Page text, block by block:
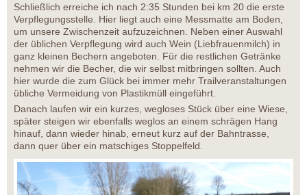
Schließlich erreiche ich nach 2:35 Stunden bei km 20 die erste
Verpflegungsstelle. Hier liegt auch eine Messmatte am Boden,
um unsere Zwischenzeit aufzuzeichnen. Neben einer Auswahl
der üblichen Verpflegung wird auch Wein (Liebfrauenmilch) in
ganz kleinen Bechern angeboten. Für die restlichen Getränke
nehmen wir die Becher, die wir selbst mitbringen sollten. Auch
hier wurde die zum Glück bei immer mehr Trailveranstaltungen
übliche Vermeidung von Plastikmüll eingeführt.
Danach laufen wir ein kurzes, wegloses Stück über eine Wiese,
später steigen wir ebenfalls weglos an einem schrägen Hang
hinauf, dann wieder hinab, erneut kurz auf der Bahntrasse,
dann quer über ein matschiges Stoppelfeld.